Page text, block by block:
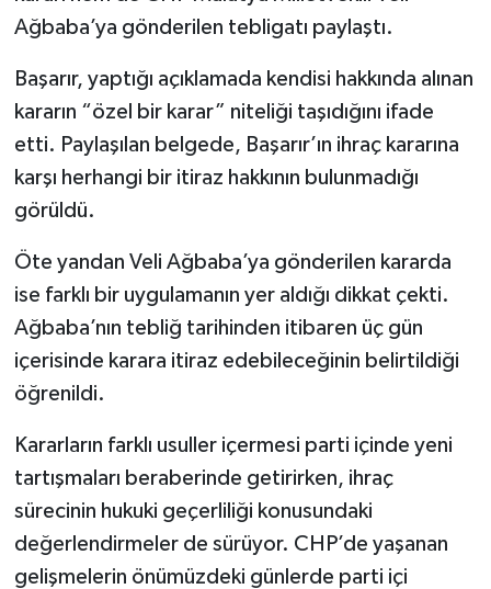
Ağbaba’ya gönderilen tebligatı paylaştı.
Başarır, yaptığı açıklamada kendisi hakkında alınan
kararın “özel bir karar” niteliği taşıdığını ifade
etti. Paylaşılan belgede, Başarır’ın ihraç kararına
karşı herhangi bir itiraz hakkının bulunmadığı
görüldü.
Öte yandan Veli Ağbaba’ya gönderilen kararda
ise farklı bir uygulamanın yer aldığı dikkat çekti.
Ağbaba’nın tebliğ tarihinden itibaren üç gün
içerisinde karara itiraz edebileceğinin belirtildiği
öğrenildi.
Kararların farklı usuller içermesi parti içinde yeni
tartışmaları beraberinde getirirken, ihraç
sürecinin hukuki geçerliliği konusundaki
değerlendirmeler de sürüyor. CHP’de yaşanan
gelişmelerin önümüzdeki günlerde parti içi